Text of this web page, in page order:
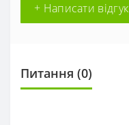
+ Написати відгук
Питання (0)